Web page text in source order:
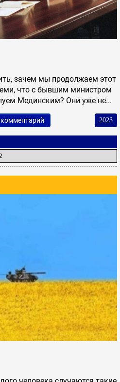
зачем мы продолжаем этот
что с бывшим министром
Мединским? Они уже не...
2023